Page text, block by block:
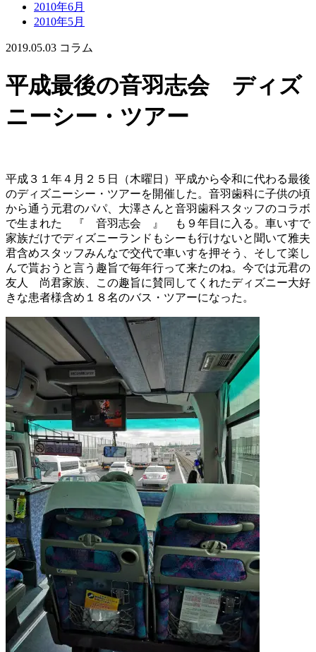
2010年6月
2010年5月
2019.05.03 コラム
平成最後の音羽志会 ディズ
ニーシー・ツアー
平成３１年４月２５日（木曜日）平成から令和に代わる最後
のディズニーシー・ツアーを開催した。音羽歯科に子供の頃
から通う元君のパパ、大澤さんと音羽歯科スタッフのコラボ
で生まれた 『 音羽志会 』 も９年目に入る。車いすで
家族だけでディズニーランドもシーも行けないと聞いて雅夫
君含めスタッフみんなで交代で車いすを押そう、そして楽し
んで貰おうと言う趣旨で毎年行って来たのね。今では元君の
友人 尚君家族、この趣旨に賛同してくれたディズニー大好
きな患者様含め１８名のバス・ツアーになった。